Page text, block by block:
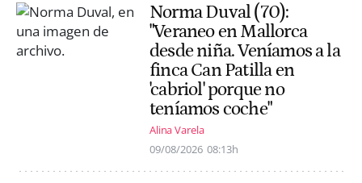
Norma Duval (70):
"Veraneo en Mallorca
desde niña. Veníamos a la
finca Can Patilla en
'cabriol' porque no
teníamos coche"
Alina Varela
09/08/2026 08:13h